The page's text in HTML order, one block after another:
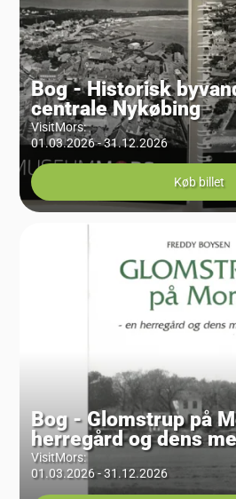
Bog - Historisk
centrale Nykøbing
VisitMors:
01.03.2026 - 31.12.2026
Køb billet
Bog - Glomstrup på
herregård og dens
VisitMors:
01.03.2026 - 31.12.2026